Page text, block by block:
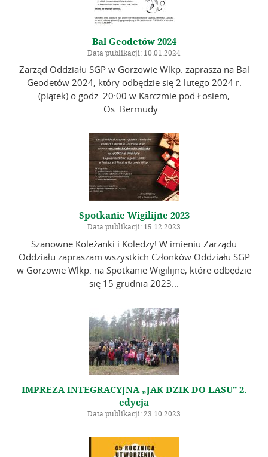
Bal Geodetów 2024
Data publikacji: 10.01.2024
Zarząd Oddziału SGP w Gorzowie Wlkp. zaprasza na Bal
Geodetów 2024, który odbędzie się 2 lutego 2024 r.
(piątek) o godz. 20:00 w Karczmie pod Łosiem,
Os. Bermudy...
Spotkanie Wigilijne 2023
Data publikacji: 15.12.2023
Szanowne Koleżanki i Koledzy! W imieniu Zarządu
Oddziału zapraszam wszystkich Członków Oddziału SGP
w Gorzowie Wlkp. na Spotkanie Wigilijne, które odbędzie
się 15 grudnia 2023...
IMPREZA INTEGRACYJNA „JAK DZIK DO LASU” 2.
edycja
Data publikacji: 23.10.2023